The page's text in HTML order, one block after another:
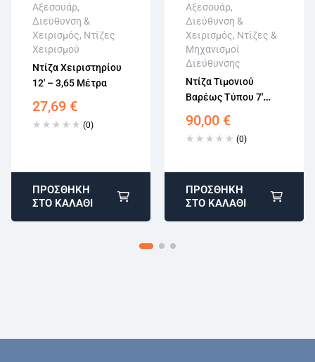
Αξεσουάρ,
Διεύθυνση &
Χειρισμός, Ντίζες
Χειρισμού
Ντίζα Χειριστηρίου
12′ – 3,65 Μέτρα
27,69 €
(0)
Άμεση αποστολή
Επιστροφή εντός
Αγορά χωρίς
εγγραφή
ΠΡΟΣΘΉΚΗ
ΣΤΟ ΚΑΛΆΘΙ
Αξεσουάρ,
Διεύθυνση &
Χειρισμός, Ντίζες &
Μηχανισμοί
Διεύθυνσης
Ντίζα Τιμονιού
Βαρέως Τύπου 7′
90,00 €
(0)
Άμεση αποστολή
Επιστροφή εντός
15 εργάσιμων
Αγορά χωρίς
ΠΡΟΣΘΉΚΗ
ΣΤΟ ΚΑΛΆΘΙ